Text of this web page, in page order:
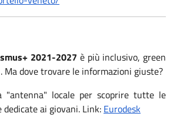
2021-2027 è più inclusivo, green
Ma dove trovare le informazioni giuste?
"antenna" locale per scoprire tutte le
ai giovani. Link: Eurodesk